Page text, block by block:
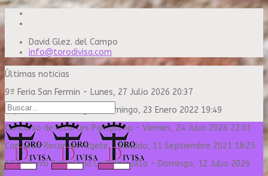
David Glez. del Campo
info@torodivisa.com
Últimas noticias
9ª Feria San Fermin - Lunes, 27 Julio 2026 20:37
Capea Sanse Domingo
Domingo, 23 Enero 2022 19:49
Concurso de recortes Pamplona - Viernes, 24 Julio 2026 22:01
Concurso Recortes Algete-Sábado, 11 Septiembre 2021 18:25
6º Encierro Pamplona La Palmosilla - Domingo, 12 Julio 2026